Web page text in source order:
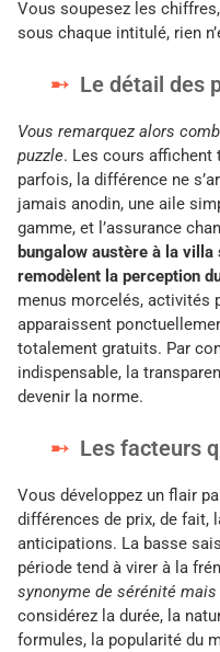
Vous soupesez les
sous chaque intitulé, rien
Le détail des
Vous remarquez alors
puzzle. Les cours
parfois, la différence ne
jamais anodin, une aile
gamme, et l’assurance
bungalow austère à la
remodèlent la perception
menus morcelés, activités
apparaissent
totalement gratuits. Par
indispensable, la
devenir la norme.
Les facteurs
Vous développez un flair
différences de prix, de fait,
anticipations. La basse
période tend à virer à la
synonyme de sérénité
considérez la durée, la
formules, la popularité du